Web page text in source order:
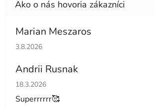
Marian Meszaros
Hodnotenie obchodu je 5 z 5 hviezdičiek.
3.8.2026
Andrii Rusnak
Hodnotenie obchodu je 5 z 5 hviezdičiek.
18.3.2026
Superrrrrr🥰